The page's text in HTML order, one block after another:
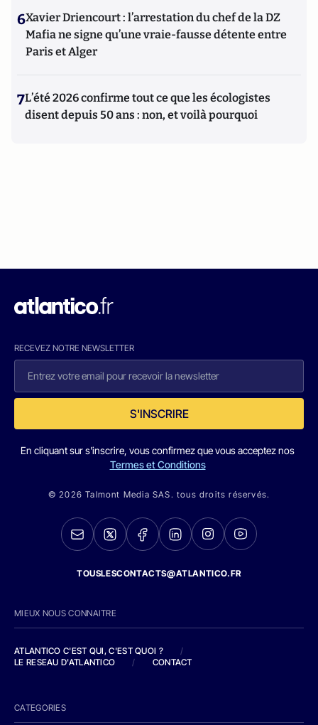
6Xavier Driencourt : l’arrestation du chef de la DZ
Mafia ne signe qu’une vraie-fausse détente entre
Paris et Alger
7L’été 2026 confirme tout ce que les écologistes
disent depuis 50 ans : non, et voilà pourquoi
RECEVEZ NOTRE NEWSLETTER
S'INSCRIRE
En cliquant sur s'inscrire, vous confirmez que vous acceptez nos
Termes et Conditions
© 2026 Talmont Media SAS. tous droits réservés.
TOUSLESCONTACTS@ATLANTICO.FR
MIEUX NOUS CONNAITRE
ATLANTICO C'EST QUI, C'EST QUOI ?
/
LE RESEAU D'ATLANTICO
/ CONTACT
CATEGORIES